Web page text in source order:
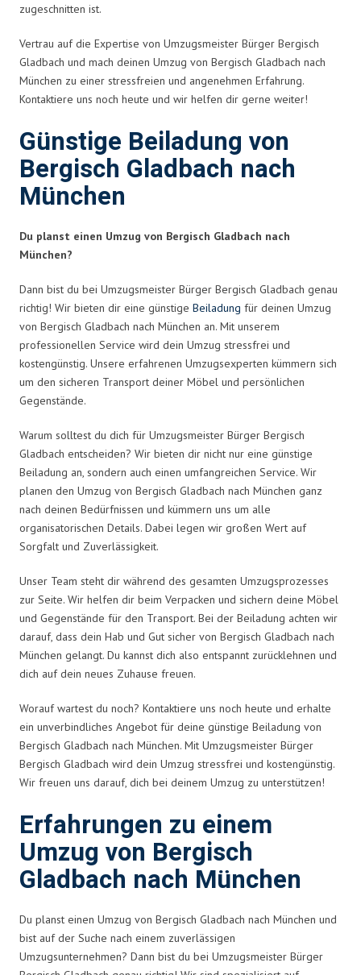
zugeschnitten ist.
Vertrau auf die Expertise von Umzugsmeister Bürger Bergisch
Gladbach und mach deinen Umzug von Bergisch Gladbach nach
München zu einer stressfreien und angenehmen Erfahrung.
Kontaktiere uns noch heute und wir helfen dir gerne weiter!
Günstige Beiladung von
Bergisch Gladbach nach
München
Du planst einen Umzug von Bergisch Gladbach nach
München?
Dann bist du bei Umzugsmeister Bürger Bergisch Gladbach genau
richtig! Wir bieten dir eine günstige Beiladung für deinen Umzug
von Bergisch Gladbach nach München an. Mit unserem
professionellen Service wird dein Umzug stressfrei und
kostengünstig. Unsere erfahrenen Umzugsexperten kümmern sich
um den sicheren Transport deiner Möbel und persönlichen
Gegenstände.
Warum solltest du dich für Umzugsmeister Bürger Bergisch
Gladbach entscheiden? Wir bieten dir nicht nur eine günstige
Beiladung an, sondern auch einen umfangreichen Service. Wir
planen den Umzug von Bergisch Gladbach nach München ganz
nach deinen Bedürfnissen und kümmern uns um alle
organisatorischen Details. Dabei legen wir großen Wert auf
Sorgfalt und Zuverlässigkeit.
Unser Team steht dir während des gesamten Umzugsprozesses
zur Seite. Wir helfen dir beim Verpacken und sichern deine Möbel
und Gegenstände für den Transport. Bei der Beiladung achten wir
darauf, dass dein Hab und Gut sicher von Bergisch Gladbach nach
München gelangt. Du kannst dich also entspannt zurücklehnen und
dich auf dein neues Zuhause freuen.
Worauf wartest du noch? Kontaktiere uns noch heute und erhalte
ein unverbindliches Angebot für deine günstige Beiladung von
Bergisch Gladbach nach München. Mit Umzugsmeister Bürger
Bergisch Gladbach wird dein Umzug stressfrei und kostengünstig.
Wir freuen uns darauf, dich bei deinem Umzug zu unterstützen!
Erfahrungen zu einem
Umzug von Bergisch
Gladbach nach München
Du planst einen Umzug von Bergisch Gladbach nach München und
bist auf der Suche nach einem zuverlässigen
Umzugsunternehmen? Dann bist du bei Umzugsmeister Bürger